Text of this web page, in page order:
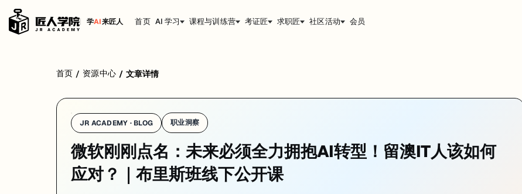
学AI来匠人 首页 AI 学习 课程与训练营 考证匠 求职匠 社区活动 会员
首页 / 资源中心 / 文章详情
JR ACADEMY · BLOG 职业洞察
微软刚刚点名：未来必须全力拥抱AI转型！留澳IT人该如何
应对？｜布里斯班线下公开课